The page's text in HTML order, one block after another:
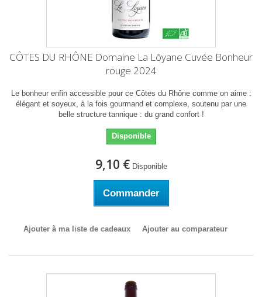
CÔTES DU RHÔNE Domaine La Lôyane Cuvée Bonheur
rouge 2024
Le bonheur enfin accessible pour ce Côtes du Rhône comme on aime :
élégant et soyeux, à la fois gourmand et complexe, soutenu par une
belle structure tannique : du grand confort !
Disponible
9,10 € Disponible
Commander
Ajouter à ma liste de cadeaux Ajouter au comparateur